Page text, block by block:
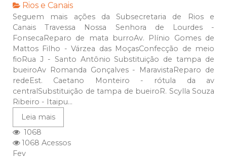
Rios e Canais
Seguem mais ações da Subsecretaria de Rios e
Canais Travessa Nossa Senhora de Lourdes -
FonsecaReparo de mata burroAv. Plínio Gomes de
Mattos Filho - Várzea das MoçasConfecção de meio
fioRua J - Santo Antônio Substituição de tampa de
bueiroAv Romanda Gonçalves - MaravistaReparo de
redeEst. Caetano Monteiro - rótula da av
centralSubstituição de tampa de bueiroR. Scylla Souza
Ribeiro - Itaipu...
Leia mais
1068
1068 Acessos
Fev